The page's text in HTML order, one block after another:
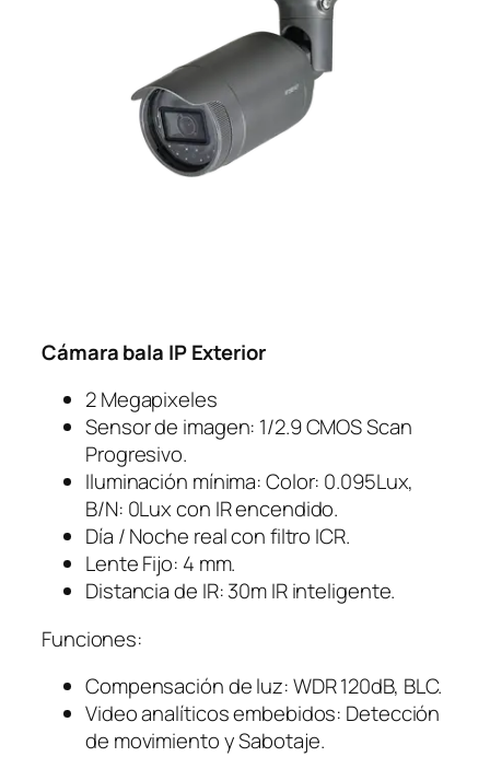
Cámara bala IP Exterior
2 Megapixeles
Sensor de imagen: 1/2.9 CMOS Scan
Progresivo.
Iluminación mínima: Color: 0.095Lux,
B/N: 0Lux con IR encendido.
Día / Noche real con filtro ICR.
Lente Fijo: 4 mm.
Distancia de IR: 30m IR inteligente.
Funciones:
Compensación de luz: WDR 120dB, BLC.
Video analíticos embebidos: Detección
de movimiento y Sabotaje.